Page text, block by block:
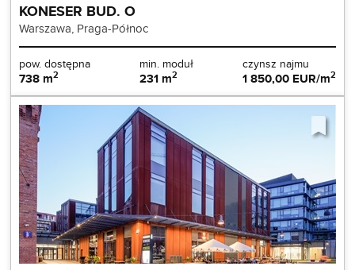
KONESER BUD. O
Warszawa, Praga-Północ
pow. dostępna
738 m2
min. moduł
231 m2
czynsz najmu
1 850,00 EUR/m2